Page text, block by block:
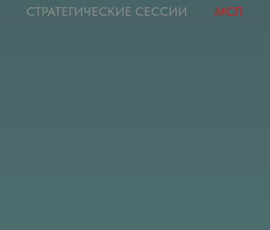
СТРАТЕГИЧЕСКИЕ СЕССИИ МСП